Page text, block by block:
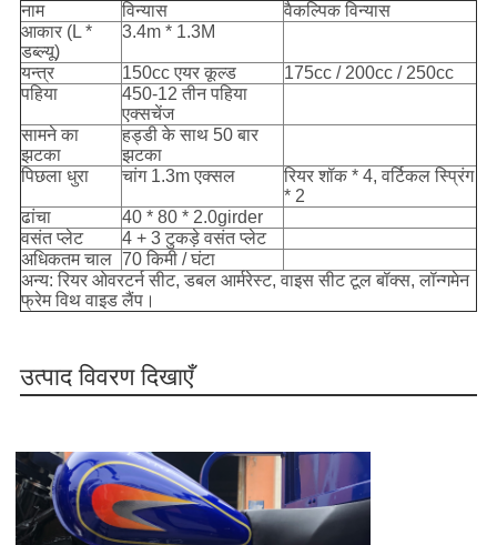
नाम
विन्यास
वैकल्पिक विन्यास
आकार (L *
डब्ल्यू)
3.4m * 1.3M
यन्त्र 150cc एयर कूल्ड
175cc / 200cc / 250cc
पहिया
450-12 तीन पहिया
एक्सचेंज
सामने का
झटका
हड्डी के साथ 50 बार
झटका
पिछला धुरा
चांग 1.3m एक्सल
रियर शॉक * 4, वर्टिकल स्प्रिंग
* 2
ढांचा
40 * 80 * 2.0girder
वसंत प्लेट
4 + 3 टुकड़े वसंत प्लेट
अधिकतम चाल 70 किमी / घंटा
अन्य: रियर ओवरटर्न सीट, डबल आर्मरेस्ट, वाइस सीट टूल बॉक्स, लॉन्गमेन
फ्रेम विथ वाइड लैंप।
उत्पाद विवरण दिखाएँ